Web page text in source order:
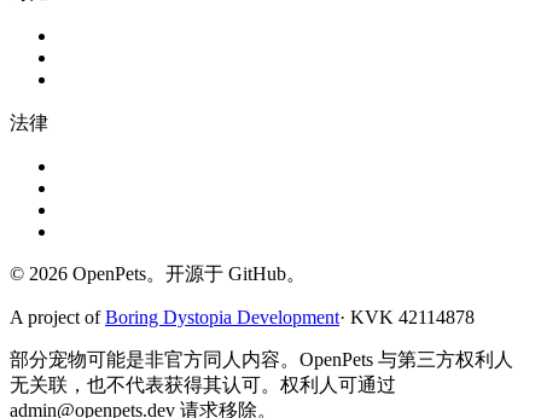
法律
© 2026 OpenPets。开源于 GitHub。
A project ofBoring Dystopia Development· KVK 42114878
部分宠物可能是非官方同人内容。OpenPets 与第三方权利人
无关联，也不代表获得其认可。权利人可通过
admin@openpets.dev 请求移除。